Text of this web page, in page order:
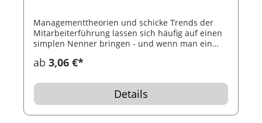
Managementtheorien und schicke Trends der
Mitarbeiterführung lassen sich häufig auf einen
simplen Nenner bringen - und wenn man ein
Weisheiten, die schon unsere Vorfahren in
und Ernte, mit Menschen, Tieren, Wind und
Wetter zusammengefasst haben. Eine Fundgrube
und augenzwinkernde Gedächtnisstütze für alle,
die den Führungsalltag mit Humor zu nehmen
ab 3,06 €*
Details